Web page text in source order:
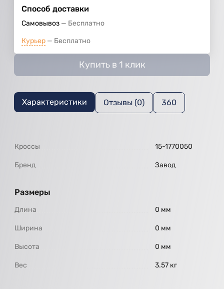
Способ доставки
Самовывоз Бесплатно
Курьер Бесплатно
Купить в 1 клик
Характеристики Отзывы (0) 360
Кроссы 15-1770050
Бренд Завод
Размеры
Длина 0 мм
Ширина 0 мм
Высота 0 мм
Вес 3.57 кг